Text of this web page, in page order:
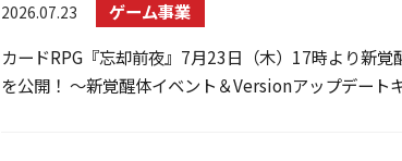
2026.07.23
ゲーム事業
カードRPG『忘却前夜』7月23日（木）17時より新
を公開！ ～新覚醒体イベント＆Versionアップデート